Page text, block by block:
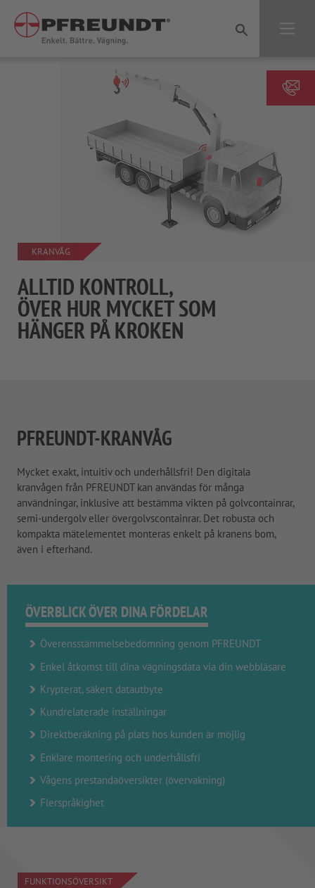
KRANVÅG
ALLTID KONTROLL,
ÖVER HUR MYCKET SOM
HÄNGER PÅ KROKEN
PFREUNDT-KRANVÅG
Mycket exakt, intuitiv och underhållsfri! Den digitala
kranvågen från PFREUNDT kan användas för många
användningar, inklusive att bestämma vikten på golvcontainrar,
semi-undergolv eller övergolvscontainrar. Det robusta och
kompakta mätelementet monteras enkelt på kranens bom,
även i efterhand.
ÖVERBLICK ÖVER DINA FÖRDELAR
Överensstämmelsebedömning genom PFREUNDT
Enkel åtkomst till dina vägningsdata via din webbläsare
Krypterat, säkert datautbyte
Kundrelaterade inställningar
Direktberäkning på plats hos kunden är möjlig
Enklare montering och underhållsfri
Vågens prestandaöversikter (övervakning)
Flerspråkighet
FUNKTIONSÖVERSIKT